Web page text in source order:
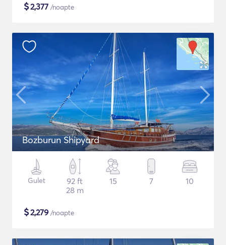
$2,377 /noapte
Bozburun Shipyard
Gulet
92 ft
28 m
15 7 10
$2,279 /noapte